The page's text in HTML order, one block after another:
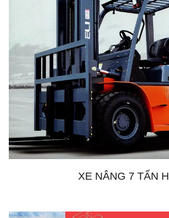
XE NÂNG 7 TẤN